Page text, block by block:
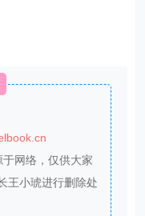
网络，仅供大家
王小琥进行删除处